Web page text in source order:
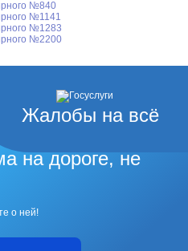
№840
№1141
№1283
№2200
Жалобы на всё
на дороге, не
о ней!